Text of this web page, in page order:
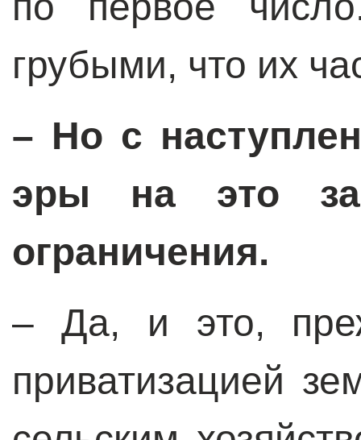
грубыми, что их
– Но с
эры на это
ограничения.
– Да, и это,
приватизацией